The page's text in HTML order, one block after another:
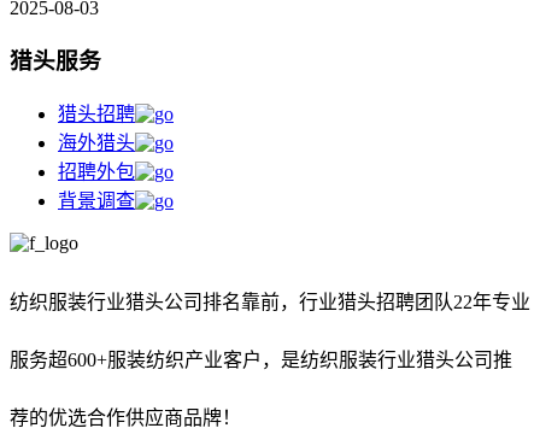
2025-08-03
猎头服务
猎头招聘
海外猎头
招聘外包
背景调查
纺织服装行业猎头公司排名靠前， 行业猎头招聘团队22年专业
服务超600+服装纺织产业客户，是纺织服装行业猎头公司推
荐的优选合作供应商品牌！